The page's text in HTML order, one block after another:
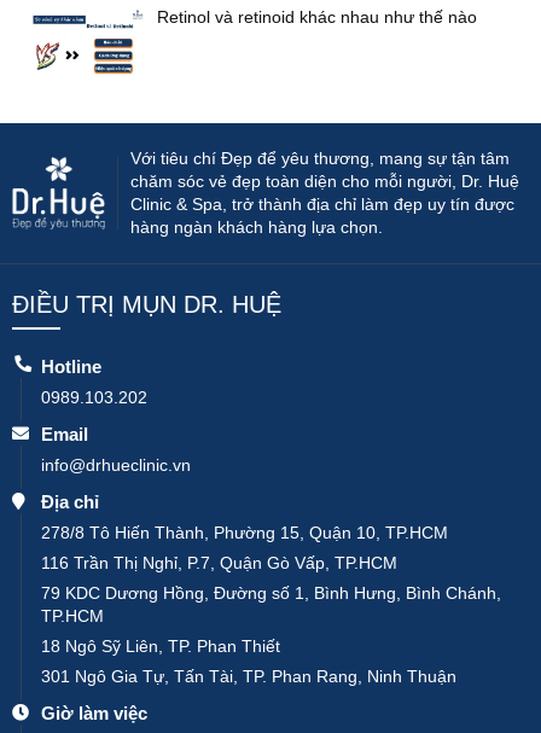
Retinol và retinoid khác nhau như thế nào
Với tiêu chí Đẹp để yêu thương, mang sự tận tâm
chăm sóc vẻ đẹp toàn diện cho mỗi người, Dr. Huệ
Clinic & Spa, trở thành địa chỉ làm đẹp uy tín được
hàng ngàn khách hàng lựa chọn.
ĐIỀU TRỊ MỤN DR. HUỆ
Hotline
0989.103.202
Email
info@drhueclinic.vn
Địa chỉ
278/8 Tô Hiến Thành, Phường 15, Quận 10, TP.HCM
116 Trần Thị Nghỉ, P.7, Quận Gò Vấp, TP.HCM
79 KDC Dương Hồng, Đường số 1, Bình Hưng, Bình Chánh,
TP.HCM
18 Ngô Sỹ Liên, TP. Phan Thiết
301 Ngô Gia Tự, Tấn Tài, TP. Phan Rang, Ninh Thuận
Giờ làm việc